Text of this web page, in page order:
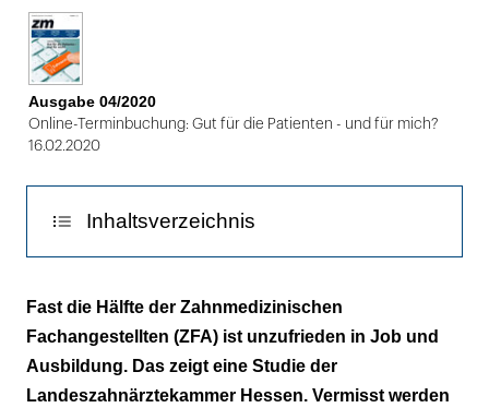
von
2
Ausgabe 04/2020
Online-Terminbuchung: Gut für die Patienten - und für mich?
16.02.2020
Inhaltsverzeichnis
In erster Linie kommt es auf das Betriebsklima
an
Lob ist wichtig, Kommunikation auch
Fast die Hälfte der Zahnmedizinischen
Fachangestellten (ZFA) ist unzufrieden in Job und
Ausbildung. Das zeigt eine Studie der
Landeszahnärztekammer Hessen. Vermisst werden